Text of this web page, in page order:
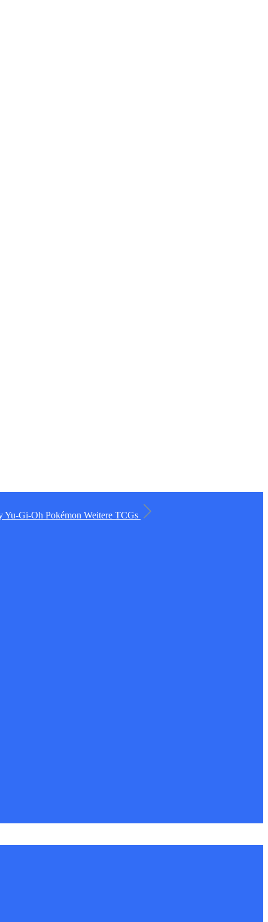
Yu-Gi-Oh Pokémon Weitere TCGs